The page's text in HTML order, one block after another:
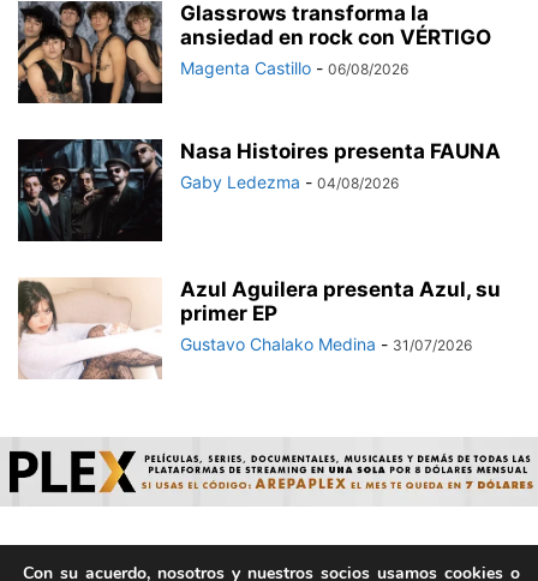
Glassrows transforma la
ansiedad en rock con VÉRTIGO
Magenta Castillo - 06/08/2026
Nasa Histoires presenta FAUNA
Gaby Ledezma - 04/08/2026
Azul Aguilera presenta Azul, su
primer EP
Gustavo Chalako Medina - 31/07/2026
Con su acuerdo, nosotros y nuestros socios usamos cookies o